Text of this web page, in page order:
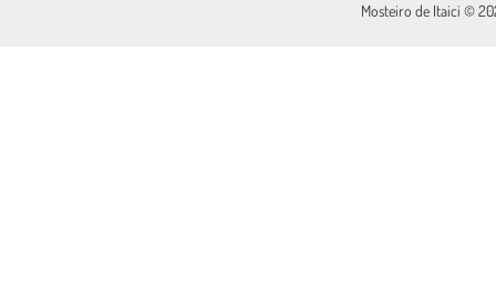
Mosteiro de Itaici ©